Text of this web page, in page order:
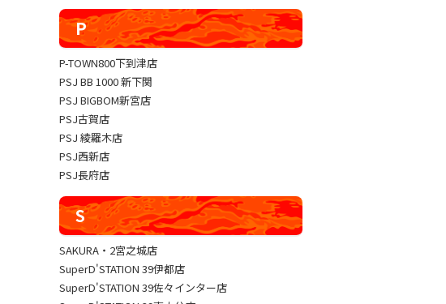
P
P-TOWN800下到津店
PSJ BB 1000 新下関
PSJ BIGBOM新宮店
PSJ古賀店
PSJ 綾羅木店
PSJ西新店
PSJ長府店
S
SAKURA・2宮之城店
SuperD'STATION 39伊都店
SuperD'STATION 39佐々インター店